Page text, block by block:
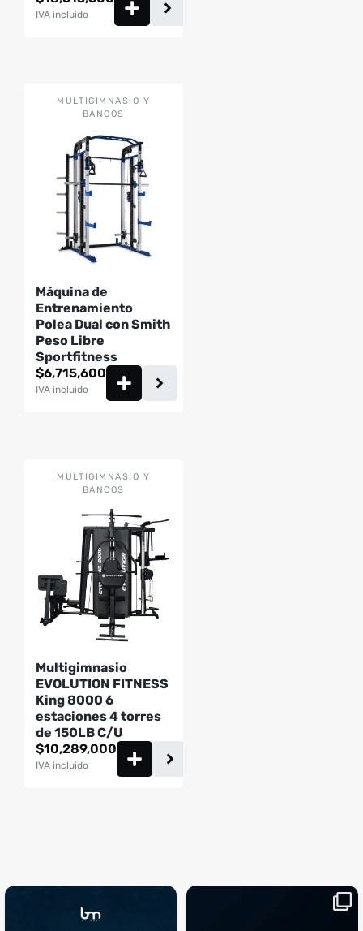
IVA incluido
MULTIGIMNASIO Y
BANCOS
Máquina de
Entrenamiento
Polea Dual con Smith
Peso Libre
Sportfitness
$6,715,600
IVA incluido
MULTIGIMNASIO Y
BANCOS
Multigimnasio
EVOLUTION FITNESS
King 8000 6
estaciones 4 torres
de 150LB C/U
$10,289,000
IVA incluido
...